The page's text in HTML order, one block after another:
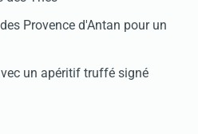
Provence d'Antan pour un
un apéritif truffé signé